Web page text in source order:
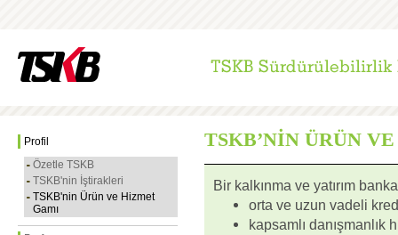
Profil
Özetle TSKB
TSKB'nin İştirakleri
TSKB'nin Ürün ve Hizmet
Gamı
TSKB’NİN ÜRÜN
Bir kalkınma ve yatırım
orta ve uzun vadeli
kapsamlı